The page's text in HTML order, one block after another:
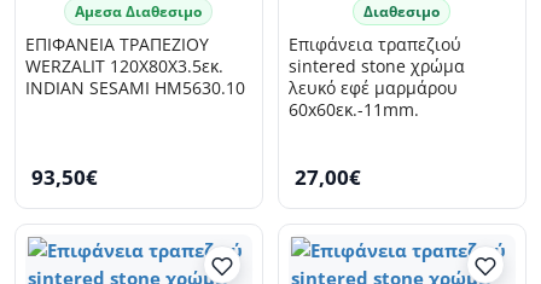
Αμεσα Διαθεσιμο
ΕΠΙΦΑΝΕΙΑ ΤΡΑΠΕΖΙΟΥ
WERZALIT 120Χ80Χ3.5εκ.
INDIAN SESAMI HM5630.10
93,50€
Διαθεσιμο
Επιφάνεια τραπεζιού
sintered stone χρώμα
λευκό εφέ μαρμάρου
60x60εκ.-11mm.
27,00€